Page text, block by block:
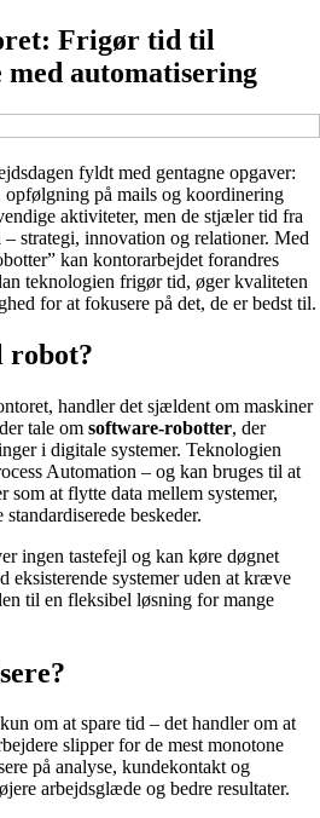
Frigør tid til
automatisering
fyldt med gentagne opgaver:
opfølgning på mails og koordinering
aktiviteter, men de stjæler tid fra
strategi, innovation og relationer. Med
kan kontorarbejdet forandres
teknologien frigør tid, øger kvaliteten
for at fokusere på det, de er bedst til.
robot?
handler det sjældent om maskiner
tale om software-robotter, der
i digitale systemer. Teknologien
Automation – og kan bruges til at
at flytte data mellem systemer,
beskeder.
ingen tastefejl og kan køre døgnet
eksisterende systemer uden at kræve
til en fleksibel løsning for mange
om at spare tid – det handler om at
slipper for de mest monotone
på analyse, kundekontakt og
arbejdsglæde og bedre resultater.